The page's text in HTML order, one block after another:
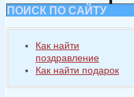
ПОИСК ПО САЙТУ
Как найти
поздравление
Как найти подарок